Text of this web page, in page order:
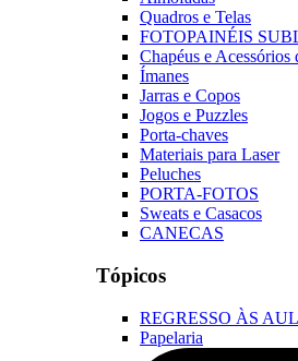
Quadros e Telas
FOTOPAINÉIS
Chapéus e Acessórios
Ímanes
Jarras e Copos
Jogos e Puzzles
Porta-chaves
Materiais para Laser
Peluches
PORTA-FOTOS
Sweats e Casacos
CANECAS
Tópicos
REGRESSO ÀS
Papelaria